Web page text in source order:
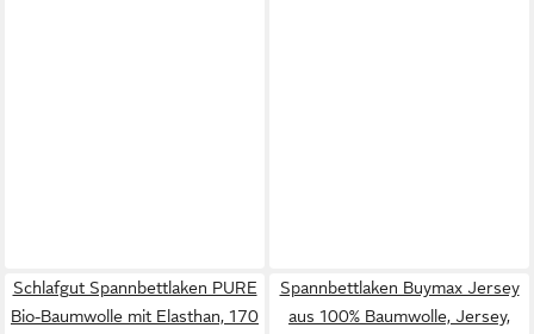
Schlafgut Spannbettlaken PURE
Bio-Baumwolle mit Elasthan, 170
Spannbettlaken Buymax Jersey
aus 100% Baumwolle, Jersey,